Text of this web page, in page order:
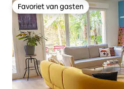
Favoriet van gasten
Favoriet van gasten